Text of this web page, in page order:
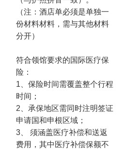
（注：酒店单必须是单独一
份材料材料，需与其他材料
分开）
符合领馆要求的国际医疗保
险：
1、保险时间需覆盖整个行程
时间；
2、承保地区需同时注明签证
申请国和申根区域；
3、 须涵盖医疗补偿和送返
费用，其中医疗补偿保额不